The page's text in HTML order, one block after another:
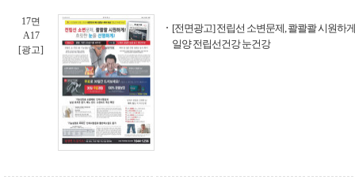
17면
A17
[광고]
[전면광고] 전립선 소변문제, 콸콸콸 시원하
일양 전립선건강 눈건강